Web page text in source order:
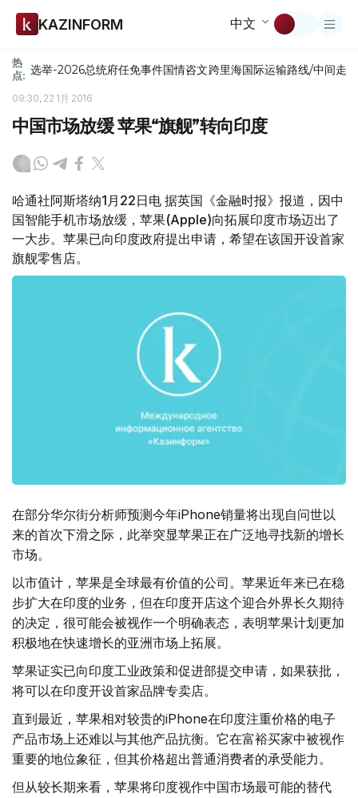
KAZINFORM 中文
热
点: 选举-2026总统府任免事件国情咨文跨里海国际运输路线/中间走廊
09:30, 22 1月 2016
中国市场放缓 苹果“旗舰”转向印度
哈通社阿斯塔纳1月22日电 据英国《金融时报》报道，因中
国智能手机市场放缓，苹果(Apple)向拓展印度市场迈出了
一大步。苹果已向印度政府提出申请，希望在该国开设首家
旗舰零售店。
在部分华尔街分析师预测今年iPhone销量将出现自问世以
来的首次下滑之际，此举突显苹果正在广泛地寻找新的增长
市场。
以市值计，苹果是全球最有价值的公司。苹果近年来已在稳
步扩大在印度的业务，但在印度开店这个迎合外界长久期待
的决定，很可能会被视作一个明确表态，表明苹果计划更加
积极地在快速增长的亚洲市场上拓展。
苹果证实已向印度工业政策和促进部提交申请，如果获批，
将可以在印度开设首家品牌专卖店。
直到最近，苹果相对较贵的iPhone在印度注重价格的电子
产品市场上还难以与其他产品抗衡。它在富裕买家中被视作
重要的地位象征，但其价格超出普通消费者的承受能力。
但从较长期来看，苹果将印度视作中国市场最可能的替代